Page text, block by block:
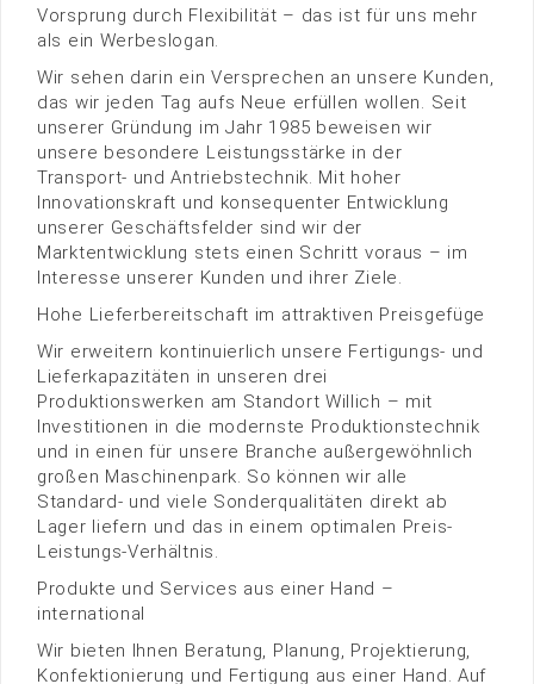
Vorsprung durch Flexibilität – das ist für uns mehr
als ein Werbeslogan.
Wir sehen darin ein Versprechen an unsere Kunden,
das wir jeden Tag aufs Neue erfüllen wollen. Seit
unserer Gründung im Jahr 1985 beweisen wir
unsere besondere Leistungsstärke in der
Transport- und Antriebstechnik. Mit hoher
Innovationskraft und konsequenter Entwicklung
unserer Geschäftsfelder sind wir der
Marktentwicklung stets einen Schritt voraus – im
Interesse unserer Kunden und ihrer Ziele.
Hohe Lieferbereitschaft im attraktiven Preisgefüge
Wir erweitern kontinuierlich unsere Fertigungs- und
Lieferkapazitäten in unseren drei
Produktionswerken am Standort Willich – mit
Investitionen in die modernste Produktionstechnik
und in einen für unsere Branche außergewöhnlich
großen Maschinenpark. So können wir alle
Standard- und viele Sonderqualitäten direkt ab
Lager liefern und das in einem optimalen Preis-
Leistungs-Verhältnis.
Produkte und Services aus einer Hand –
international
Wir bieten Ihnen Beratung, Planung, Projektierung,
Konfektionierung und Fertigung aus einer Hand. Auf